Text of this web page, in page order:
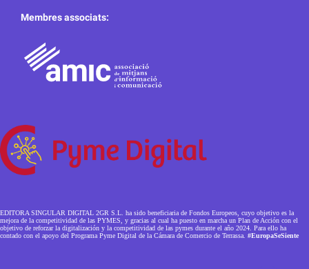
Membres associats:
EDITORA SINGULAR DIGITAL 2GR S.L. ha sido beneficiaria de Fondos Europeos, cuyo objetivo es la
mejora de la competitividad de las PYMES, y gracias al cual ha puesto en marcha un Plan de Acción con el
objetivo de reforzar la digitalización y la competitividad de las pymes durante el año 2024. Para ello ha
contado con el apoyo del Programa Pyme Digital de la Cámara de Comercio de Terrassa. #EuropaSeSiente